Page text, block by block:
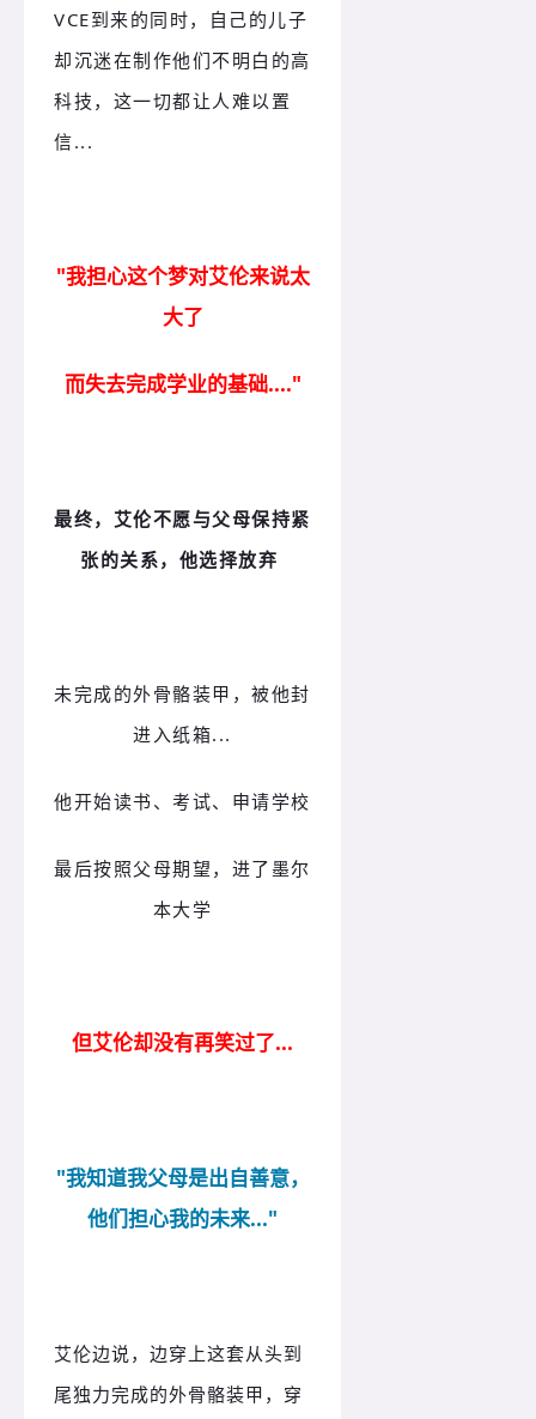
VCE到来的同时，自己的儿子
却沉迷在制作他们不明白的高
科技，这一切都让人难以置
信...
"我担心这个梦对艾伦来说太
大了
而失去完成学业的基础...."
最终，艾伦不愿与父母保持紧
张的关系，他选择放弃
未完成的外骨骼装甲，被他封
进入纸箱...
他开始读书、考试、申请学校
最后按照父母期望，进了墨尔
本大学
但艾伦却没有再笑过了...
"我知道我父母是出自善意，
他们担心我的未来..."
艾伦边说，边穿上这套从头到
尾独力完成的外骨骼装甲，穿